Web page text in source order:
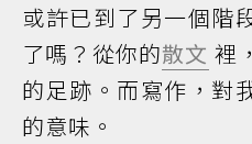
或許已到了另一個階
了嗎？從你的散文 裡
的足跡。而寫作，對
的意味。